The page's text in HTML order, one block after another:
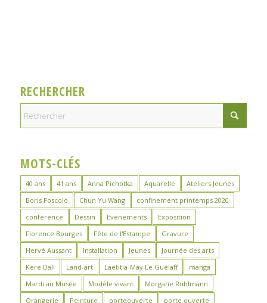
RECHERCHER
MOTS-CLÉS
40 ans 41 ans Anna Pichotka Aquarelle
Ateliers Jeunes
Boris Foscolo
Chun Yu Wang
confinement printemps 2020
conférence
Dessin Evénements
Exposition
Florence Bourges
Fête de l'Estampe
Gravure
Hervé Aussant
Installation Jeunes
Journée des arts
Kere Dali
Land-art Laëtitia-May Le Guélaff
manga
Mardi au Musée
Modèle vivant
Morgane Ruhlmann
Orangerie
Peinture porteouverte
porte ouverte